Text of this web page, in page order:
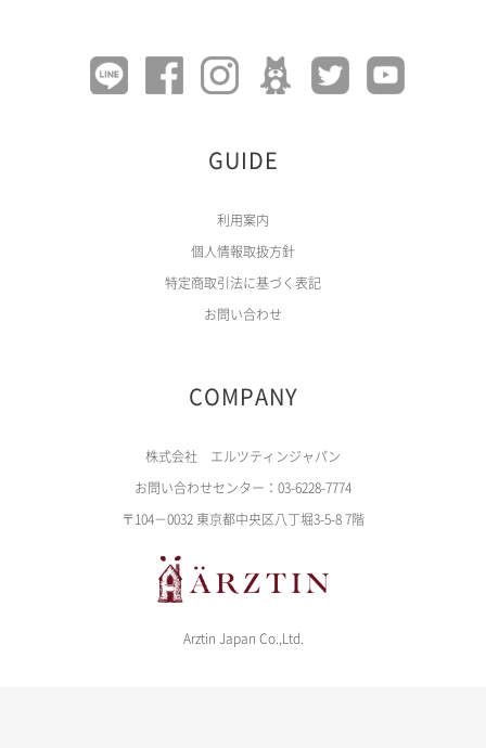
GUIDE
利用案内
個人情報取扱方針
特定商取引法に基づく表記
お問い合わせ
COMPANY
株式会社 エルツティンジャパン
お問い合わせセンター：03-6228-7774
〒104－0032 東京都中央区八丁堀3-5-8 7階
Arztin Japan Co.,Ltd.